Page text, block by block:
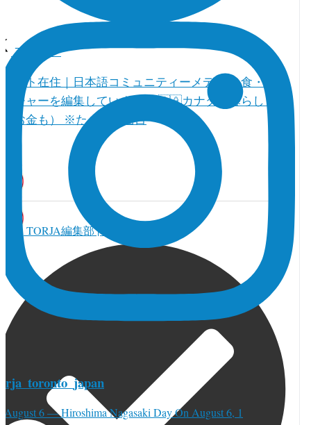
フォロー
ント在住｜日本語コミュニティーメディア 食・人・
チャーを編集しています。 🇨🇦カナダの暮らし（教
とお金も） ※たまに真面目
TORJA編集部 | カナダ本部
6 — Hiroshima Nagasaki Day On August 6, 1